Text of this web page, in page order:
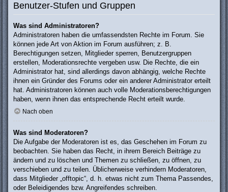
Benutzer-Stufen und Gruppen
Was sind Administratoren?
Administratoren haben die umfassendsten Rechte im Forum. Sie
können jede Art von Aktion im Forum ausführen; z. B.
Berechtigungen setzen, Mitglieder sperren, Benutzergruppen
erstellen, Moderationsrechte vergeben usw. Die Rechte, die ein
Administrator hat, sind allerdings davon abhängig, welche Rechte
ihnen ein Gründer des Forums oder ein anderer Administrator erteilt
hat. Administratoren können auch volle Moderationsberechtigungen
haben, wenn ihnen das entsprechende Recht erteilt wurde.
Nach oben
Was sind Moderatoren?
Die Aufgabe der Moderatoren ist es, das Geschehen im Forum zu
beobachten. Sie haben das Recht, in ihrem Bereich Beiträge zu
ändern und zu löschen und Themen zu schließen, zu öffnen, zu
verschieben und zu teilen. Üblicherweise verhindern Moderatoren,
dass Mitglieder „offtopic“, d. h. etwas nicht zum Thema Passendes,
oder Beleidigendes bzw. Angreifendes schreiben.